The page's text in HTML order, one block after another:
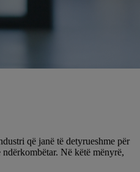
që janë të detyrueshme për
Në këtë mënyrë,